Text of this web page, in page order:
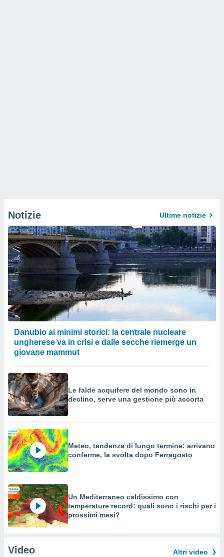
Notizie Ultime notizie
Danubio ai minimi storici: la centrale nucleare
ungherese va in crisi e dalle secche riemerge un
giovane mammut
Le falde acquifere del mondo sono in
declino, serve una gestione più accorta
Meteo, tendenza di lungo termine: arrivano
conferme, la svolta dopo Ferragosto
Un Mediterraneo caldissimo con
temperature record: quali sono i rischi per i
prossimi mesi?
Video Altri video